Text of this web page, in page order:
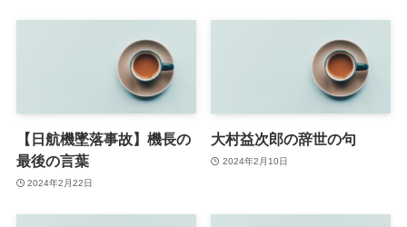
【日航機墜落事故】機長の
最後の言葉
2024年2月22日
大村益次郎の辞世の句
2024年2月10日